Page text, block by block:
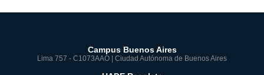
Campus Buenos Aires
Lima 757 - C1073AAO | Ciudad Autónoma de Buenos Aires